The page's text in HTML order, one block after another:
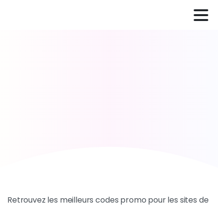
Retrouvez les meilleurs codes promo pour les sites de